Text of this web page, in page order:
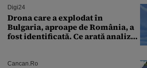
Digi24
Drona care a explodat în
Bulgaria, aproape de România, a
fost identificată. Ce arată analiza
Cancan.ro